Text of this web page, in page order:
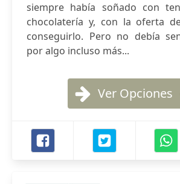
siempre había soñado con
chocolatería y, con la oferta
conseguirlo. Pero no debía
por algo incluso más...
Ver Opciones